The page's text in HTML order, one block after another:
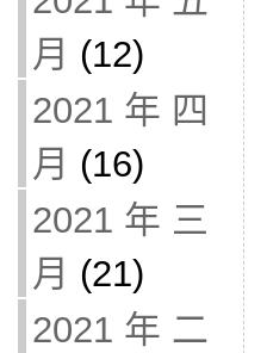
月 (12)
2021 年 四
月 (16)
2021 年 三
月 (21)
2021 年 二